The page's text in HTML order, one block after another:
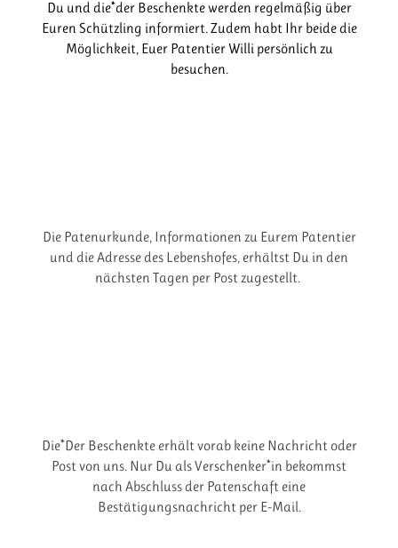
Du und die*der Beschenkte werden regelmäßig über
Euren Schützling informiert. Zudem habt Ihr beide die
Möglichkeit, Euer Patentier Willi persönlich zu
besuchen.
Die Patenurkunde, Informationen zu Eurem Patentier
und die Adresse des Lebenshofes, erhältst Du in den
nächsten Tagen per Post zugestellt.
Die*Der Beschenkte erhält vorab keine Nachricht oder
Post von uns. Nur Du als Verschenker*in bekommst
nach Abschluss der Patenschaft eine
Bestätigungsnachricht per E-Mail.